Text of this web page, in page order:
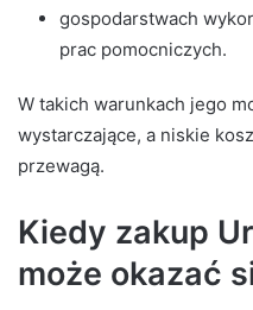
gospodarstwach
prac pomocniczych.
W takich warunkach jego
wystarczające, a niskie
przewagą.
Kiedy zakup
może okazać